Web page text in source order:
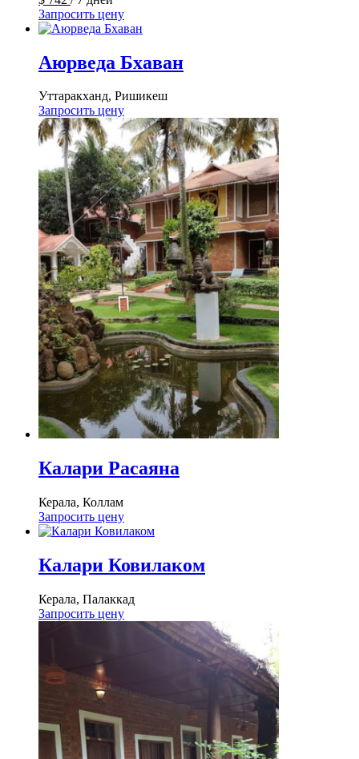
Запросить цену
Аюрведа Бхаван
Уттаракханд, Ришикеш
Запросить цену
Калари Расаяна
Керала, Коллам
Запросить цену
Калари Ковилаком
Керала, Палаккад
Запросить цену